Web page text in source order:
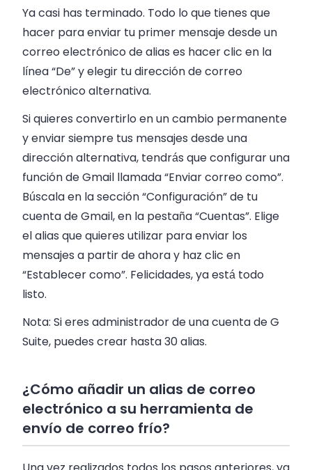
Ya casi has terminado. Todo lo que tienes que
hacer para enviar tu primer mensaje desde un
correo electrónico de alias es hacer clic en la
línea “De” y elegir tu dirección de correo
electrónico alternativa.
Si quieres convertirlo en un cambio permanente
y enviar siempre tus mensajes desde una
dirección alternativa, tendrás que configurar una
función de Gmail llamada “Enviar correo como”.
Búscala en la sección “Configuración” de tu
cuenta de Gmail, en la pestaña “Cuentas”. Elige
el alias que quieres utilizar para enviar los
mensajes a partir de ahora y haz clic en
“Establecer como”. Felicidades, ya está todo
listo.
Nota: Si eres administrador de una cuenta de G
Suite, puedes crear hasta 30 alias.
¿Cómo añadir un alias de correo
electrónico a su herramienta de
envío de correo frío?